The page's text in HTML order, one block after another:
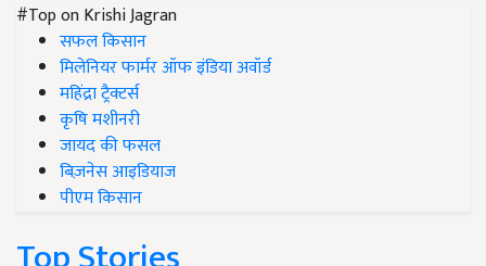
#Top on Krishi Jagran
सफल किसान
मिलेनियर फार्मर ऑफ इंडिया अवॉर्ड
महिंद्रा ट्रैक्टर्स
कृषि मशीनरी
जायद की फसल
बिज़नेस आइडियाज
पीएम किसान